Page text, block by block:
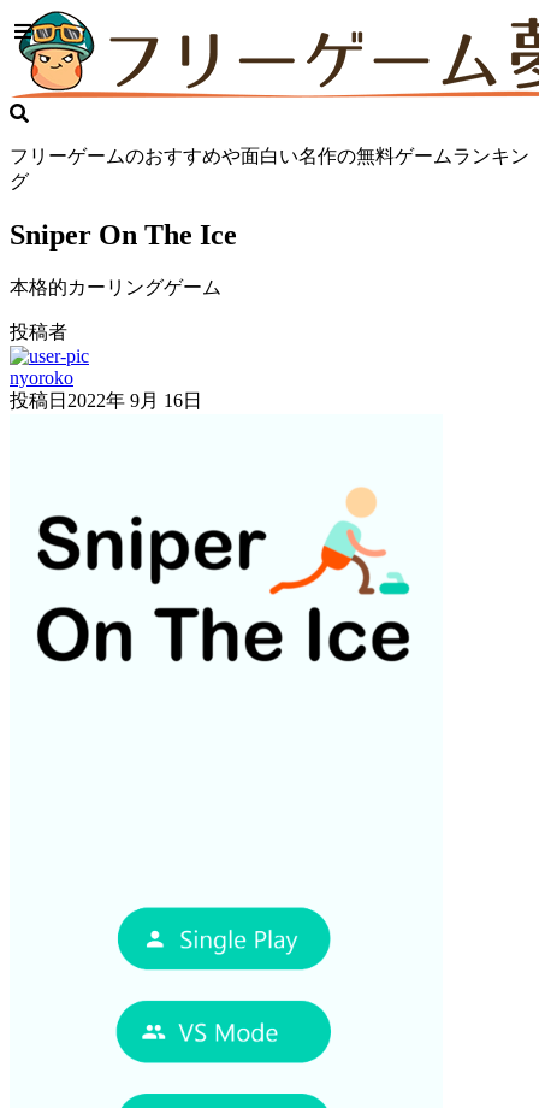
フリーゲームのおすすめや面白い名作の無料ゲームランキン
グ
Sniper On The Ice
本格的カーリングゲーム
投稿者
nyoroko
投稿日 2022年 9月 16日